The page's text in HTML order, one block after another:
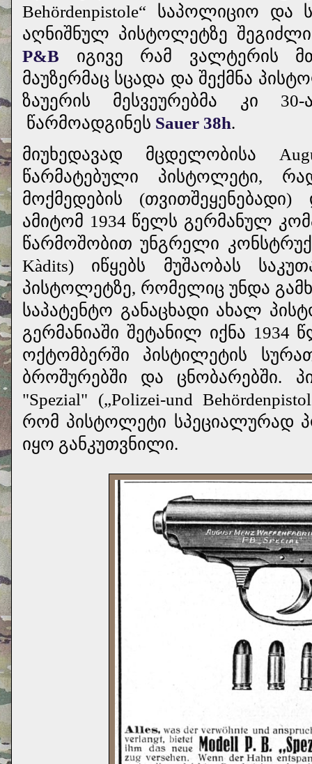
Behördenpistole“ საპოლიციო
აღნიშნულ პისტოლეტზე
P&B
იგივე რამ ვალტერის
მაუზერმაც სცადა და შექმნა
ზაუერის მესვეურებმა კი 30-
წარმოადგინეს Sauer 38h.
მიუხედავად მცდელობისა
წარმატებული პისტოლეტი,
მოქმედების (თვითშეყენებადი)
ამიტომ 1934 წელს გერმანულ
წარმოშობით უნგრელი
Kàdits) იწყებს მუშაობას
პისტოლეტზე, რომელიც უნდა
საპატენტო განაცხადი ახალ
გერმანიაში შეტანილ იქნა
ოქტომბერში პისტილეტის
ბროშურებში და ცნობარებში.
"Spezial" („Polizei-und
რომ პისტოლეტი სპეციალურად
იყო განკუთვნილი.